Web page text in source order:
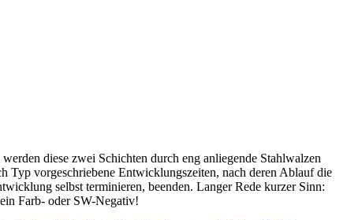
diese zwei Schichten durch eng anliegende Stahlwalzen
Typ vorgeschriebene Entwicklungszeiten, nach deren Ablauf die
selbst terminieren, beenden. Langer Rede kurzer Sinn:
Farb- oder SW-Negativ!